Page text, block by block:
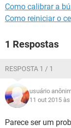
Como calibrar a
Como reiniciar o
1 Respostas
RESPOSTA 1 / 1
usuário
11 out 2015
Parece ser um